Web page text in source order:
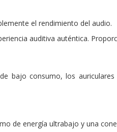
el rendimiento del audio.
auditiva auténtica.
bajo consumo, los
de energía ultrabajo y una